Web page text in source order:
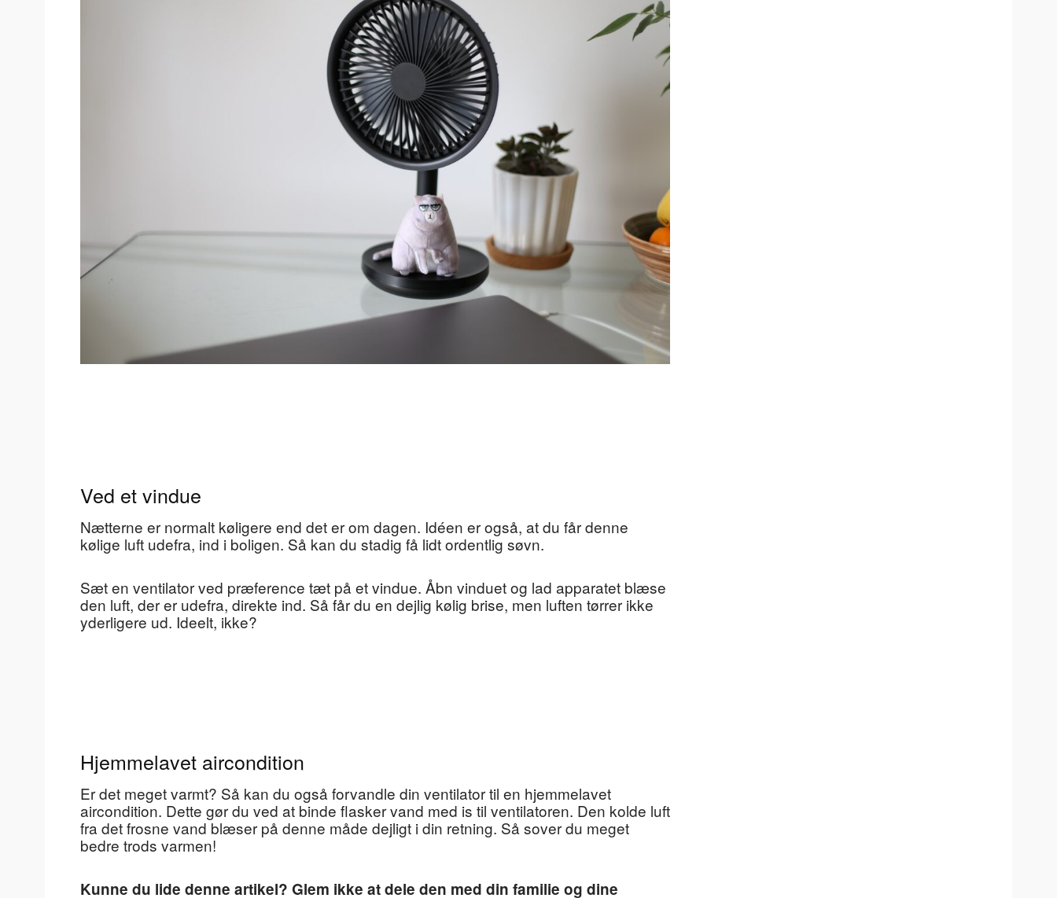
Ved et vindue
Nætterne er normalt køligere end det er om dagen. Idéen er også, at du får denne
kølige luft udefra, ind i boligen. Så kan du stadig få lidt ordentlig søvn.
Sæt en ventilator ved præference tæt på et vindue. Åbn vinduet og lad apparatet blæse
den luft, der er udefra, direkte ind. Så får du en dejlig kølig brise, men luften tørrer ikke
yderligere ud. Ideelt, ikke?
Hjemmelavet aircondition
Er det meget varmt? Så kan du også forvandle din ventilator til en hjemmelavet
aircondition. Dette gør du ved at binde flasker vand med is til ventilatoren. Den kolde luft
fra det frosne vand blæser på denne måde dejligt i din retning. Så sover du meget
bedre trods varmen!
Kunne du lide denne artikel? Glem ikke at dele den med din familie og dine